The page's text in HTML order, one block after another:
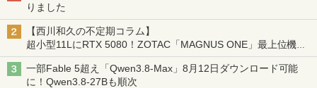
りました
【西川和久の不定期コラム】
超小型11LにRTX 5080！ZOTAC「MAGNUS ONE」最上位機の
実力を探る
一部Fable 5超え「Qwen3.8-Max」8月12日ダウンロード可能
に！Qwen3.8-27Bも順次